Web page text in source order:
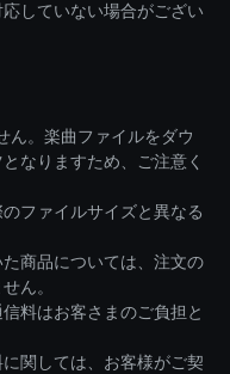
していない場合がござい
ん。楽曲ファイルをダウ
なりますため、ご注意く
ファイルサイズと異なる
商品については、注文の
ん。
料はお客さまのご負担と
関しては、お客様がご契